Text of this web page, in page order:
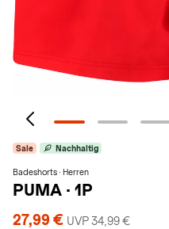
Sale Nachhaltig
Badeshorts · Herren
PUMA · 1P
27,99 € UVP 34,99 €